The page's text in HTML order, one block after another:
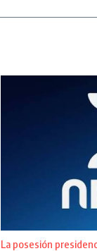
La posesión